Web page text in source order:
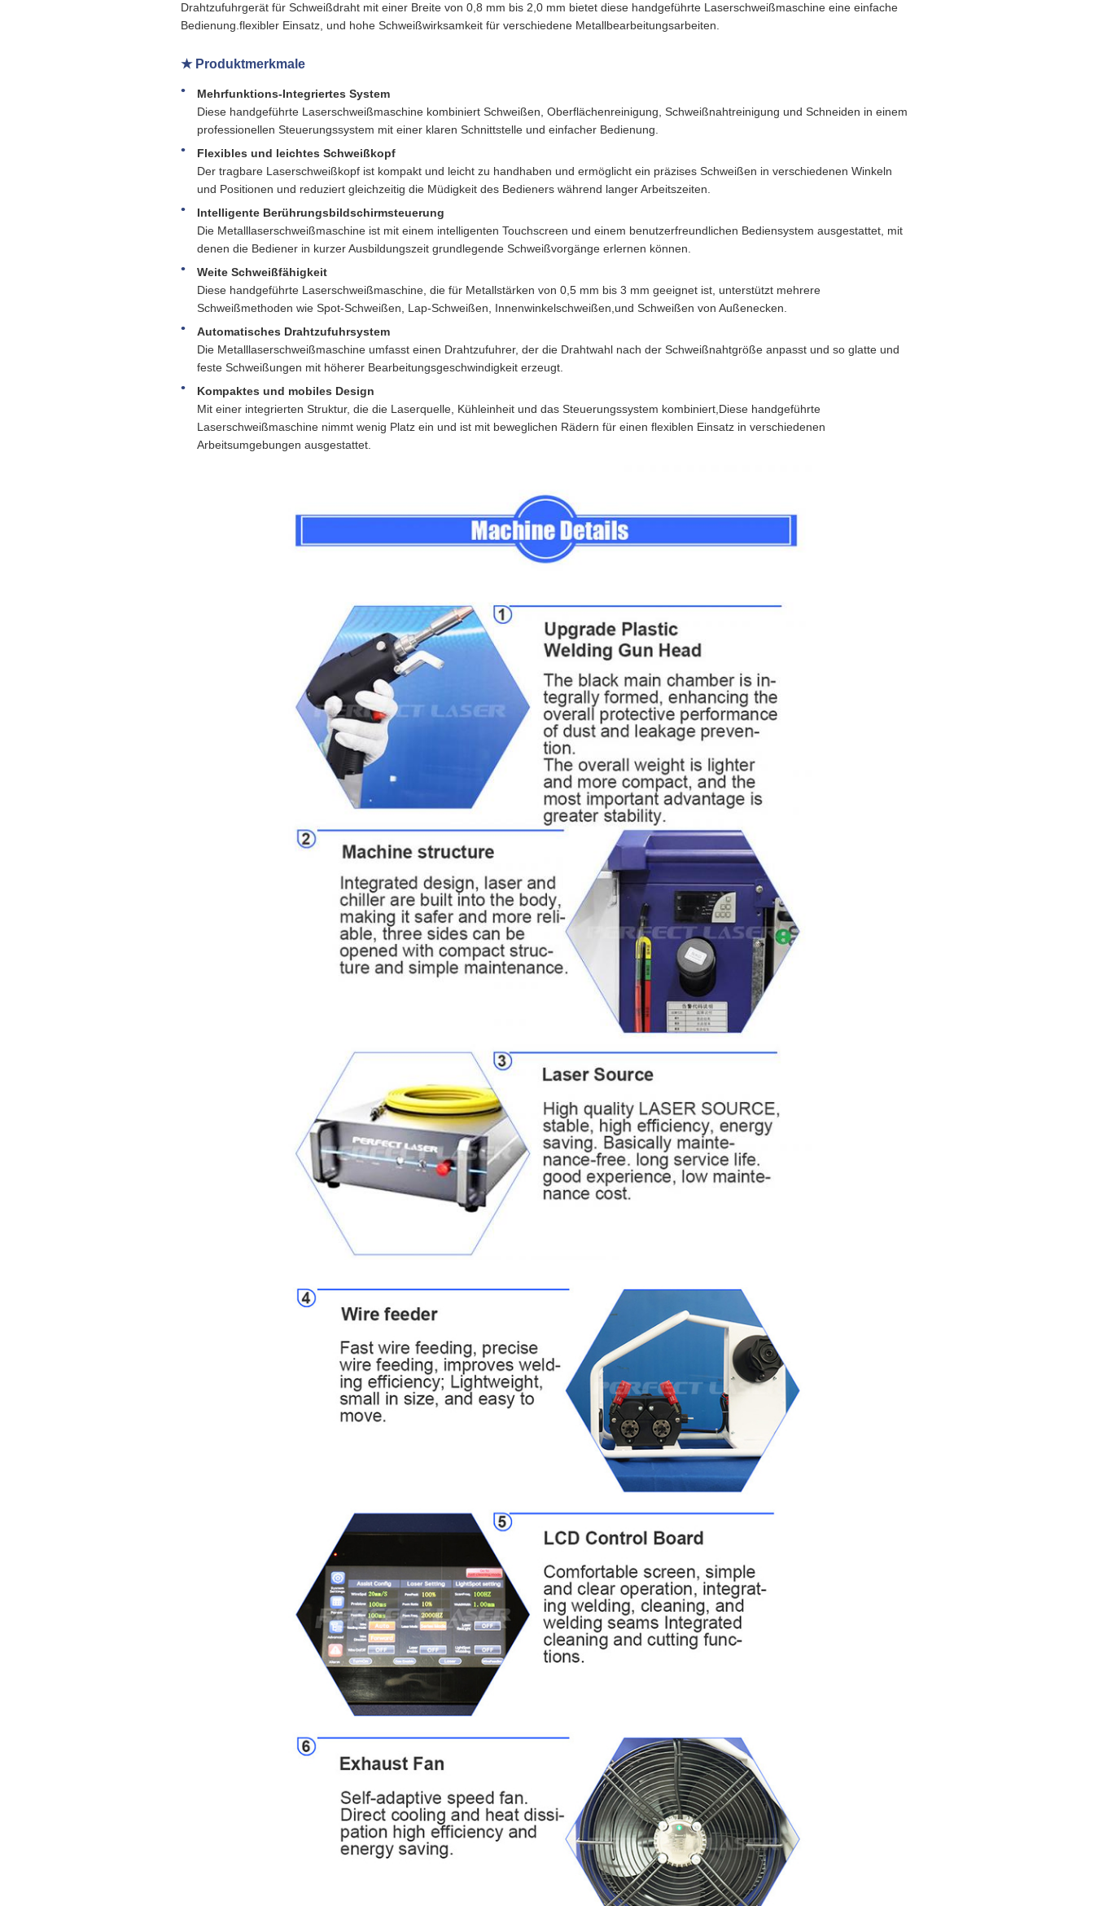
Drahtzufuhrgerät für Schweißdraht mit einer Breite von 0,8 mm bis 2,0 mm bietet diese handgeführte Laserschweißmaschine eine einfache
Bedienung.flexibler Einsatz, und hohe Schweißwirksamkeit für verschiedene Metallbearbeitungsarbeiten.
★ Produktmerkmale
Mehrfunktions-Integriertes System
Diese handgeführte Laserschweißmaschine kombiniert Schweißen, Oberflächenreinigung, Schweißnahtreinigung und Schneiden in einem
professionellen Steuerungssystem mit einer klaren Schnittstelle und einfacher Bedienung.
Flexibles und leichtes Schweißkopf
Der tragbare Laserschweißkopf ist kompakt und leicht zu handhaben und ermöglicht ein präzises Schweißen in verschiedenen Winkeln
und Positionen und reduziert gleichzeitig die Müdigkeit des Bedieners während langer Arbeitszeiten.
Intelligente Berührungsbildschirmsteuerung
Die Metalllaserschweißmaschine ist mit einem intelligenten Touchscreen und einem benutzerfreundlichen Bediensystem ausgestattet, mit
denen die Bediener in kurzer Ausbildungszeit grundlegende Schweißvorgänge erlernen können.
Weite Schweißfähigkeit
Diese handgeführte Laserschweißmaschine, die für Metallstärken von 0,5 mm bis 3 mm geeignet ist, unterstützt mehrere
Schweißmethoden wie Spot-Schweißen, Lap-Schweißen, Innenwinkelschweißen,und Schweißen von Außenecken.
Automatisches Drahtzufuhrsystem
Die Metalllaserschweißmaschine umfasst einen Drahtzufuhrer, der die Drahtwahl nach der Schweißnahtgröße anpasst und so glatte und
feste Schweißungen mit höherer Bearbeitungsgeschwindigkeit erzeugt.
Kompaktes und mobiles Design
Mit einer integrierten Struktur, die die Laserquelle, Kühleinheit und das Steuerungssystem kombiniert,Diese handgeführte
Laserschweißmaschine nimmt wenig Platz ein und ist mit beweglichen Rädern für einen flexiblen Einsatz in verschiedenen
Arbeitsumgebungen ausgestattet.